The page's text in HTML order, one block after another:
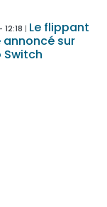
Le flippant
annoncé sur
Switch